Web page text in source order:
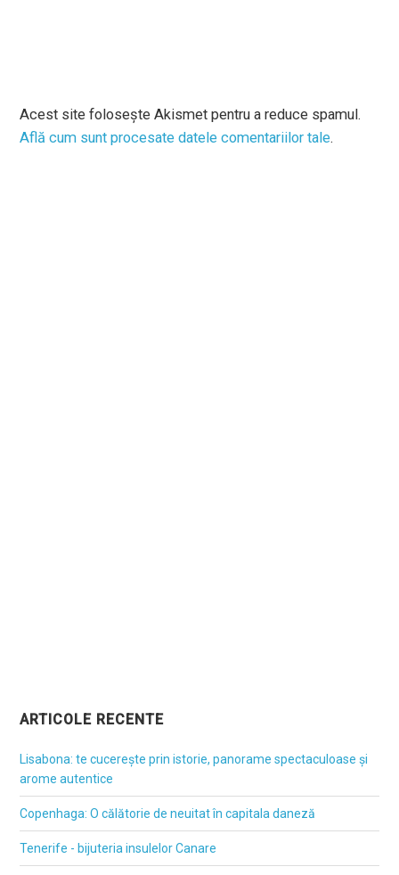
Acest site folosește Akismet pentru a reduce spamul.
Află cum sunt procesate datele comentariilor tale.
ARTICOLE RECENTE
Lisabona: te cucerește prin istorie, panorame spectaculoase și
arome autentice
Copenhaga: O călătorie de neuitat în capitala daneză
Tenerife - bijuteria insulelor Canare